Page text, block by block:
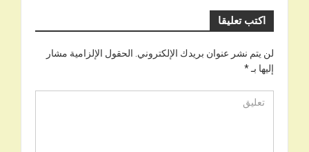
اكتب تعليقا
لن يتم نشر عنوان بريدك الإلكتروني. الحقول الإلزامية مشار
إليها بـ*